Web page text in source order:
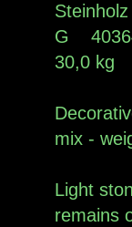
G
30,0 kg
mix -
Light
remains